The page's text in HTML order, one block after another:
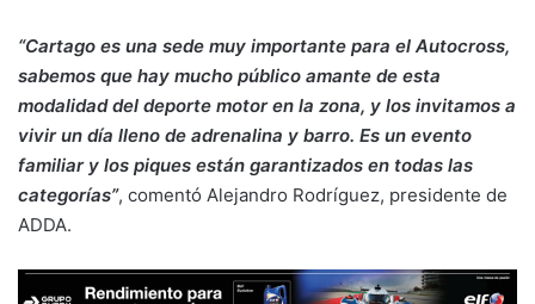
“Cartago es una sede muy importante para el Autocross,
sabemos que hay mucho público amante de esta
modalidad del deporte motor en la zona, y los invitamos a
vivir un día lleno de adrenalina y barro. Es un evento
familiar y los piques están garantizados en todas las
categorías”, comentó Alejandro Rodríguez, presidente de
ADDA.